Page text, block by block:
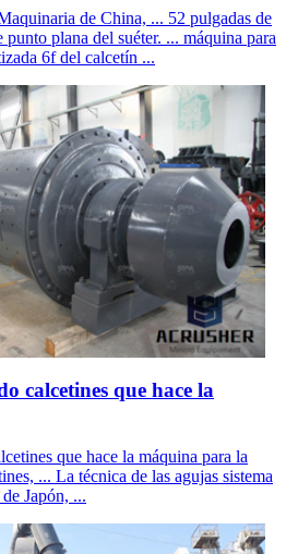
de China, ... 52 pulgadas de
punto plana del suéter. ... máquina para
6f del calcetín ...
calcetines que hace la
que hace la máquina para la
... La técnica de las agujas sistema
Japón, ...